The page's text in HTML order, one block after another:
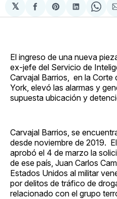
𝕏
Compartir
en
Share
on
en
on
El ingreso de una nueva
ex-jefe del Servicio de
Carvajal Barrios, en la Corte
York, elevó las alarmas y
supuesta ubicación y
Carvajal Barrios, se
desde noviembre de 2019.
aprobó el 4 de marzo la
de ese país, Juan Carlos
Estados Unidos al militar
por delitos de tráfico de
relacionado con el grupo